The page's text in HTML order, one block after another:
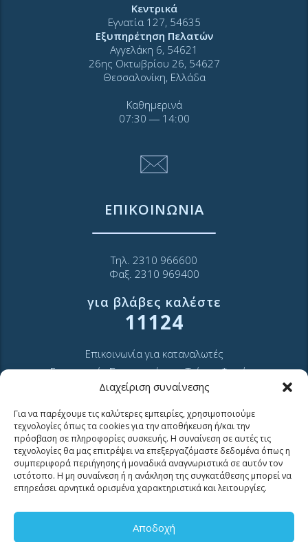
Διαχείριση συναίνεσης
Για να παρέχουμε τις καλύτερες εμπειρίες, χρησιμοποιούμε
τεχνολογίες όπως τα cookies για την αποθήκευση ή/και την
πρόσβαση σε πληροφορίες συσκευής. Η συναίνεση σε αυτές τις
τεχνολογίες θα μας επιτρέψει να επεξεργαζόμαστε δεδομένα όπως η
συμπεριφορά περιήγησης ή μοναδικά αναγνωριστικά σε αυτόν τον
ιστότοπο. Η μη συναίνεση ή η ανάκληση της συγκατάθεσης μπορεί να
επηρεάσει αρνητικά ορισμένα χαρακτηριστικά και λειτουργίες.
Αποδοχή
Κεντρικά
Εγνατία 127, 54635
Εξυπηρέτηση Πελατών
Αγγελάκη 6, 54621
26ης Οκτωβρίου 26, 54627
Θεσσαλονίκη, Ελλάδα
Καθημερινά
07:30 ― 14:00
ΕΠΙΚΟΙΝΩΝΙΑ
Τηλ. 2310 966600
Φαξ. 2310 969400
για βλάβες καλέστε
11124
Επικοινωνία για καταναλωτές
Επικοινωνία Συνεργατών και Τρίτων Φορέων
ΧΡΗΣΙΜΑ LINKS
Μουσείο Ύδρευσης ΕΥΑΘ